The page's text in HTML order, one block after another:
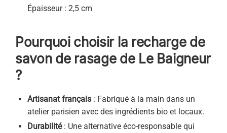
Épaisseur : 2,5 cm
Pourquoi choisir la recharge de
savon de rasage de Le Baigneur
?
Artisanat français : Fabriqué à la main dans un
atelier parisien avec des ingrédients bio et locaux.
Durabilité: Une alternative éco-responsable qui